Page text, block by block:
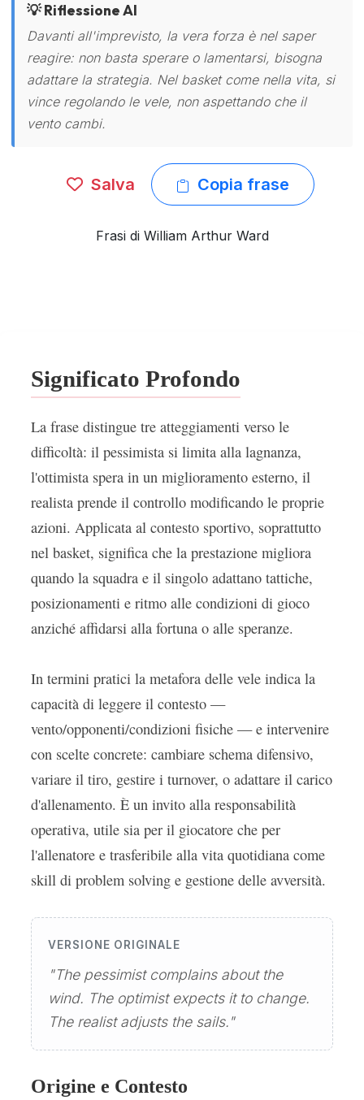
💡 Riflessione AI
Davanti all'imprevisto, la vera forza è nel saper
reagire: non basta sperare o lamentarsi, bisogna
adattare la strategia. Nel basket come nella vita, si
vince regolando le vele, non aspettando che il
vento cambi.
Salva Copia frase
Frasi di William Arthur Ward
Significato Profondo
La frase distingue tre atteggiamenti verso le
difficoltà: il pessimista si limita alla lagnanza,
l'ottimista spera in un miglioramento esterno, il
realista prende il controllo modificando le proprie
azioni. Applicata al contesto sportivo, soprattutto
nel basket, significa che la prestazione migliora
quando la squadra e il singolo adattano tattiche,
posizionamenti e ritmo alle condizioni di gioco
anziché affidarsi alla fortuna o alle speranze.
In termini pratici la metafora delle vele indica la
capacità di leggere il contesto —
vento/opponenti/condizioni fisiche — e intervenire
con scelte concrete: cambiare schema difensivo,
variare il tiro, gestire i turnover, o adattare il carico
d'allenamento. È un invito alla responsabilità
operativa, utile sia per il giocatore che per
l'allenatore e trasferibile alla vita quotidiana come
skill di problem solving e gestione delle avversità.
VERSIONE ORIGINALE
"The pessimist complains about the
wind. The optimist expects it to change.
The realist adjusts the sails."
Origine e Contesto